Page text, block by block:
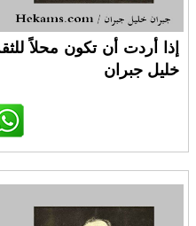
إذا أردت أن تكون محلاً
خليل جبران